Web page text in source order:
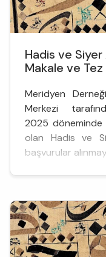
Hadis ve Siyer
Makale ve Tez
Meridyen
Merkezi
2025
olan Hadis ve
başvurular
çalışmaların
sağlayacak yeni